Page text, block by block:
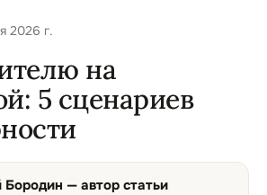
2026 г.
на
5 сценариев
Бородин — автор статьи